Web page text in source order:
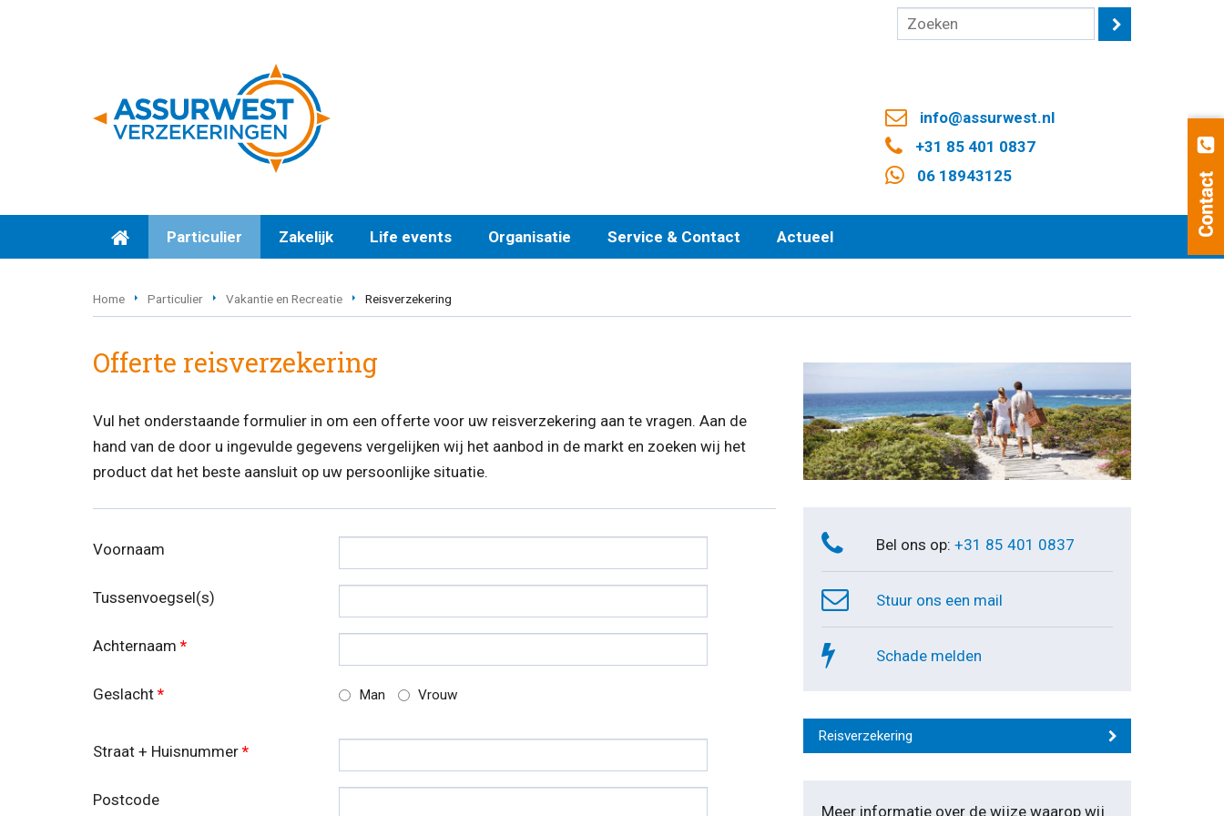
info@assurwest.nl
+31 85 401 0837
06 18943125
Particulier Zakelijk Life events Organisatie Service & Contact Actueel
Home Particulier Vakantie en Recreatie Reisverzekering
Offerte reisverzekering
Vul het onderstaande formulier in om een offerte voor uw reisverzekering aan te vragen. Aan de
hand van de door u ingevulde gegevens vergelijken wij het aanbod in de markt en zoeken wij het
product dat het beste aansluit op uw persoonlijke situatie.
Voornaam
Tussenvoegsel(s)
Achternaam *
Geslacht * Man Vrouw
Straat + Huisnummer *
Postcode
Bel ons op: +31 85 401 0837
Stuur ons een mail
Schade melden
Reisverzekering
Meer informatie over de wijze waarop wij